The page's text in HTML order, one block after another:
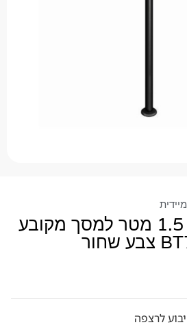
1.5 מטר למסך מקובע